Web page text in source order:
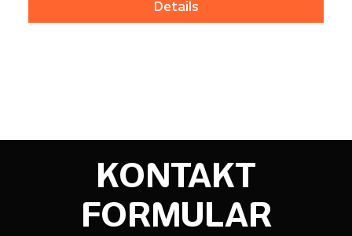
Details
KONTAKT
FORMULAR